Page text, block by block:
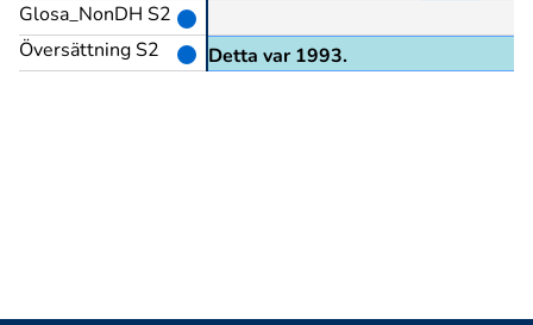
Glosa_NonDH S2
Översättning S2
Det var roligt. Detta var 1993.